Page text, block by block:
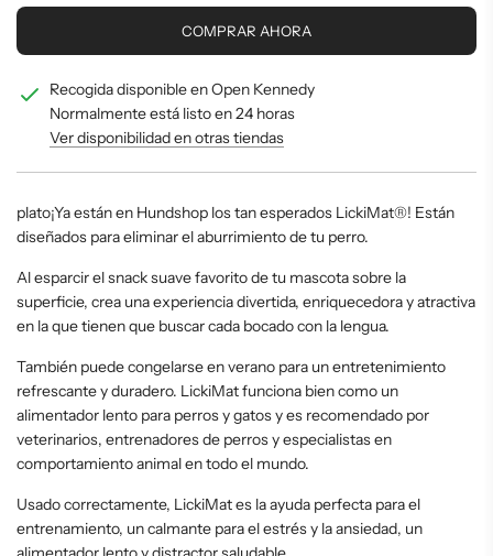
R
D
O
.
.
.
COMPRAR AHORA
Recogida disponible en Open Kennedy
Normalmente está listo en 24 horas
Ver disponibilidad en otras tiendas
plato¡Ya están en Hundshop los tan esperados LickiMat®! Están
diseñados para eliminar el aburrimiento de tu perro.
Al esparcir el snack suave favorito de tu mascota sobre la
superficie, crea una experiencia divertida, enriquecedora y atractiva
en la que tienen que buscar cada bocado con la lengua.
También puede congelarse en verano para un entretenimiento
refrescante y duradero. LickiMat funciona bien como un
alimentador lento para perros y gatos y es recomendado por
veterinarios, entrenadores de perros y especialistas en
comportamiento animal en todo el mundo.
Usado correctamente, LickiMat es la ayuda perfecta para el
entrenamiento, un calmante para el estrés y la ansiedad, un